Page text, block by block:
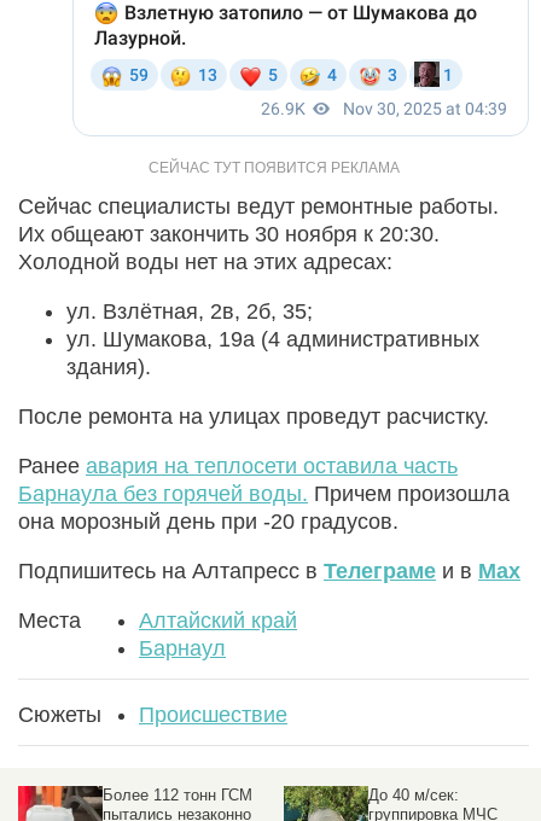
Сейчас специалисты ведут ремонтные работы.
Их общеают закончить 30 ноября к 20:30.
Холодной воды нет на этих адресах:
ул. Взлётная, 2в, 2б, 35;
ул. Шумакова, 19а (4 административных
здания).
После ремонта на улицах проведут расчистку.
Ранее авария на теплосети оставила часть
Барнаула без горячей воды. Причем произошла
она морозный день при -20 градусов.
Подпишитесь на Алтапресс в Телеграме и в Max
Места
Алтайский край
Барнаул
Сюжеты Происшествие
Более 112 тонн ГСМ
пытались незаконно
До 40 м/сек:
группировка МЧС